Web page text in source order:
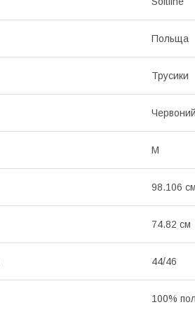
Польща
Трусики
Червоний
M
98.106 см
74.82 см
44/46
100%